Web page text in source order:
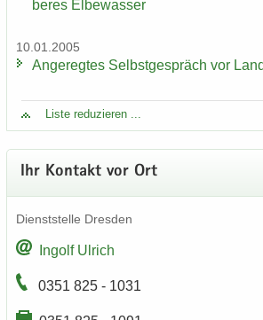
be­res El­be­was­ser
10.01.2005
An­ge­reg­tes Selbst­ge­spräch vor
Liste re­du­zie­ren ...
Ihr Kon­takt vor Ort
Dienst­stel­le Dres­den
In­golf Ul­rich
0351 825 - 1031